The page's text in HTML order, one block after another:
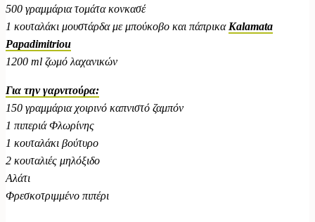
500 γραμμάρια τομάτα κονκασέ
1 κουταλάκι μουστάρδα με μπούκοβο και πάπρικα Kalamata
Papadimitriou
1200 ml ζωμό λαχανικών
Για την γαρνιτούρα:
150 γραμμάρια χοιρινό καπνιστό ζαμπόν
1 πιπεριά Φλωρίνης
1 κουταλάκι βούτυρο
2 κουταλιές μηλόξιδο
Αλάτι
Φρεσκοτριμμένο πιπέρι